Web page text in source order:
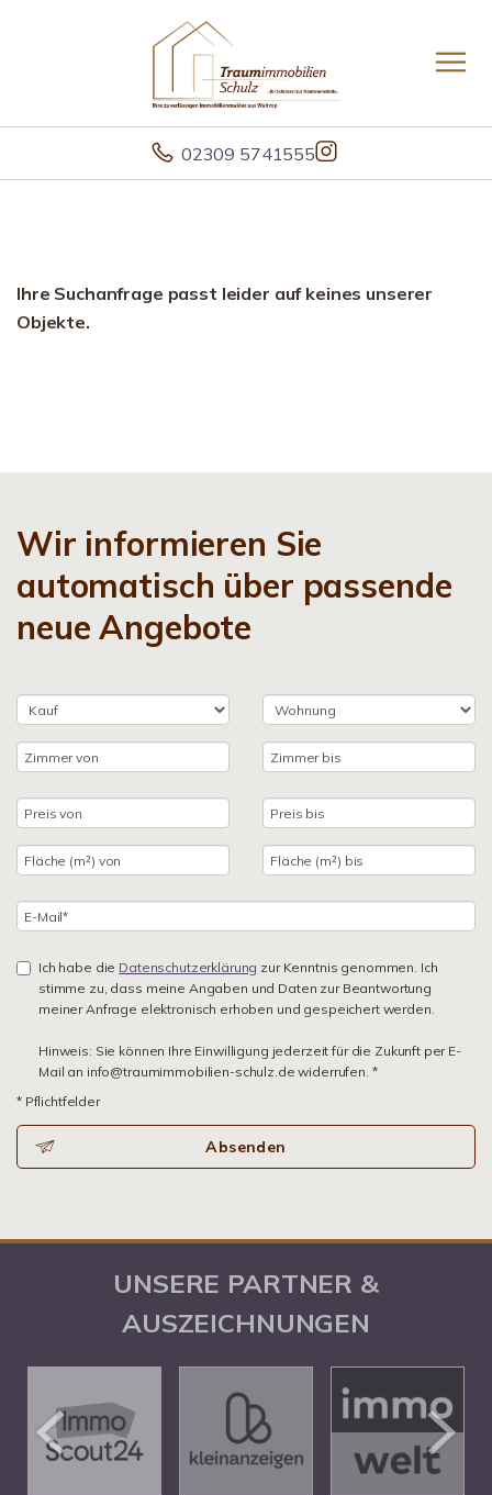
02309 5741555
Ihre Suchanfrage passt leider auf keines unserer
Objekte.
Wir informieren Sie
automatisch über passende
neue Angebote
Ich habe die Datenschutzerklärung zur Kenntnis genommen. Ich
stimme zu, dass meine Angaben und Daten zur Beantwortung
meiner Anfrage elektronisch erhoben und gespeichert werden.
Hinweis: Sie können Ihre Einwilligung jederzeit für die Zukunft per E-
Mail an info@traumimmobilien-schulz.de widerrufen. *
* Pflichtfelder
Absenden
UNSERE PARTNER &
AUSZEICHNUNGEN